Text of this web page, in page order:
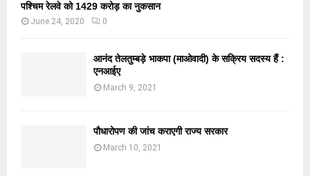
पश्चिम रेलवे को 1429 करोड़ का नुकसान
June 24, 2020 0
आनंद तेलतुम्बड़े भाकपा (माओवादी) के सक्रिय सदस्य हैं :
एनआईए
March 9, 2021
पौधारोपण की जांच कराएगी राज्य सरकार
March 10, 2021